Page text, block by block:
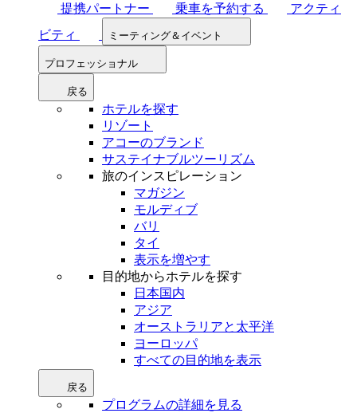
提携パートナー
乗車を予約する
アクティ
ビティ
ミーティング＆イベント
プロフェッショナル
戻る
ホテルを探す
リゾート
アコーのブランド
サステイナブルツーリズム
旅のインスピレーション
マガジン
モルディブ
バリ
タイ
表示を増やす
目的地からホテルを探す
日本国内
アジア
オーストラリアと太平洋
ヨーロッパ
すべての目的地を表示
戻る
プログラムの詳細を見る